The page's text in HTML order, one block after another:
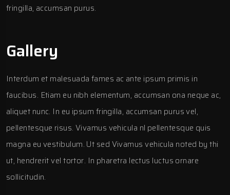
fringilla, accumsan purus.
Gallery
Interdum et malesuada fames ac ante ipsum primis in
faucibus. Etiam eu nibh elementum, accumsan ona neque ac,
aliquet nunc. In eu ipsum fringilla, accumsan purus vel,
pellentesque risus. Vivamus vehicula nl pellentesque quis
magna eu vestibulum. Ut sed Vivamus vehicula noted by thi
ut, hendrerit vel tortor. In pharetra lectus luctus ornare
sollicitudin.